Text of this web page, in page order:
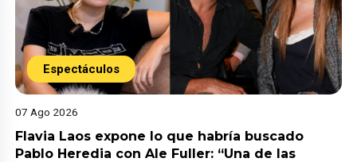
Espectáculos
07 Ago 2026
Flavia Laos expone lo que habría buscado
Pablo Heredia con Ale Fuller: “Una de las